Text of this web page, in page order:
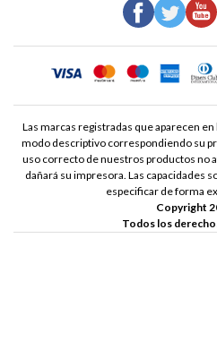
Las marcas registradas que aparecen
modo descriptivo correspondiendo su
uso correcto de nuestros productos no
dañará su impresora. Las capacidades
especificar de forma
Copyright
Todos los